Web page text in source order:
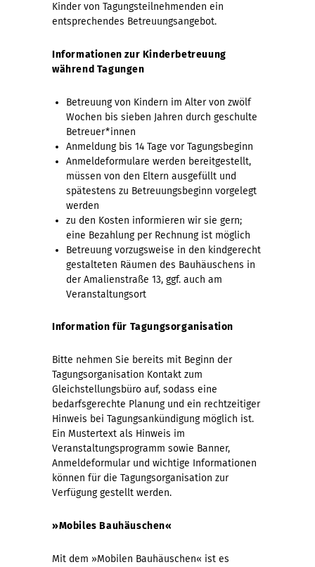
Kinder von Tagungsteilnehmenden ein
entsprechendes Betreuungsangebot.
Informationen zur Kinderbetreuung
während Tagungen
Betreuung von Kindern im Alter von zwölf
Wochen bis sieben Jahren durch geschulte
Betreuer*innen
Anmeldung bis 14 Tage vor Tagungsbeginn
Anmeldeformulare werden bereitgestellt,
müssen von den Eltern ausgefüllt und
spätestens zu Betreuungsbeginn vorgelegt
werden
zu den Kosten informieren wir sie gern;
eine Bezahlung per Rechnung ist möglich
Betreuung vorzugsweise in den kindgerecht
gestalteten Räumen des Bauhäuschens in
der Amalienstraße 13, ggf. auch am
Veranstaltungsort
Information für Tagungsorganisation
Bitte nehmen Sie bereits mit Beginn der
Tagungsorganisation Kontakt zum
Gleichstellungsbüro auf, sodass eine
bedarfsgerechte Planung und ein rechtzeitiger
Hinweis bei Tagungsankündigung möglich ist.
Ein Mustertext als Hinweis im
Veranstaltungsprogramm sowie Banner,
Anmeldeformular und wichtige Informationen
können für die Tagungsorganisation zur
Verfügung gestellt werden.
»Mobiles Bauhäuschen«
Mit dem »Mobilen Bauhäuschen« ist es